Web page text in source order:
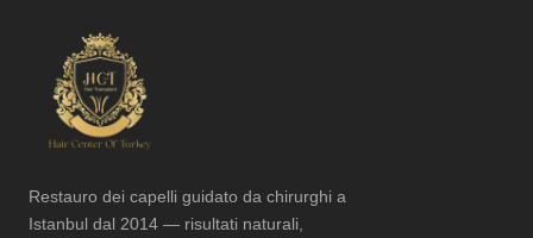
Restauro dei capelli guidato da chirurghi a
Istanbul dal 2014 — risultati naturali,